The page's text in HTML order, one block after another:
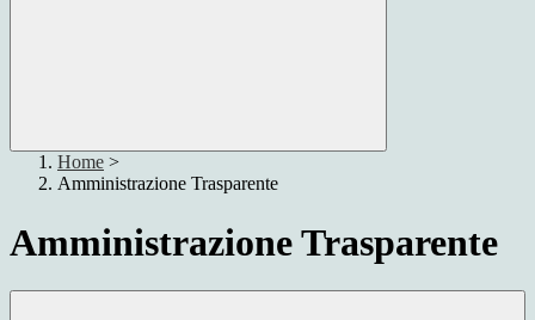
Home >
Amministrazione Trasparente
Amministrazione Trasparente